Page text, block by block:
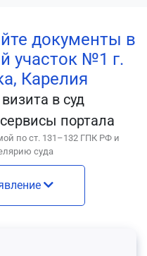
документы в
участок №1 г.
Карелия
в суд
портала
по ст. 131–132 ГПК РФ и
суда